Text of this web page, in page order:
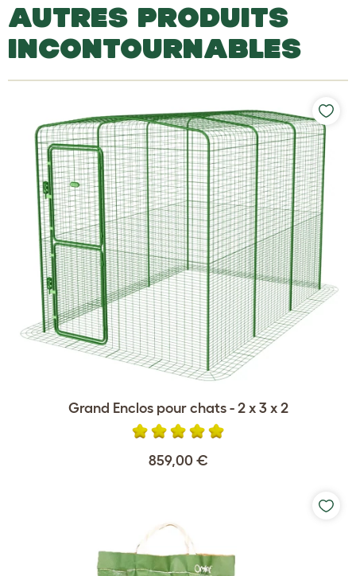
AUTRES PRODUITS
INCONTOURNABLES
Grand Enclos pour chats - 2 x 3 x 2
859,00 €